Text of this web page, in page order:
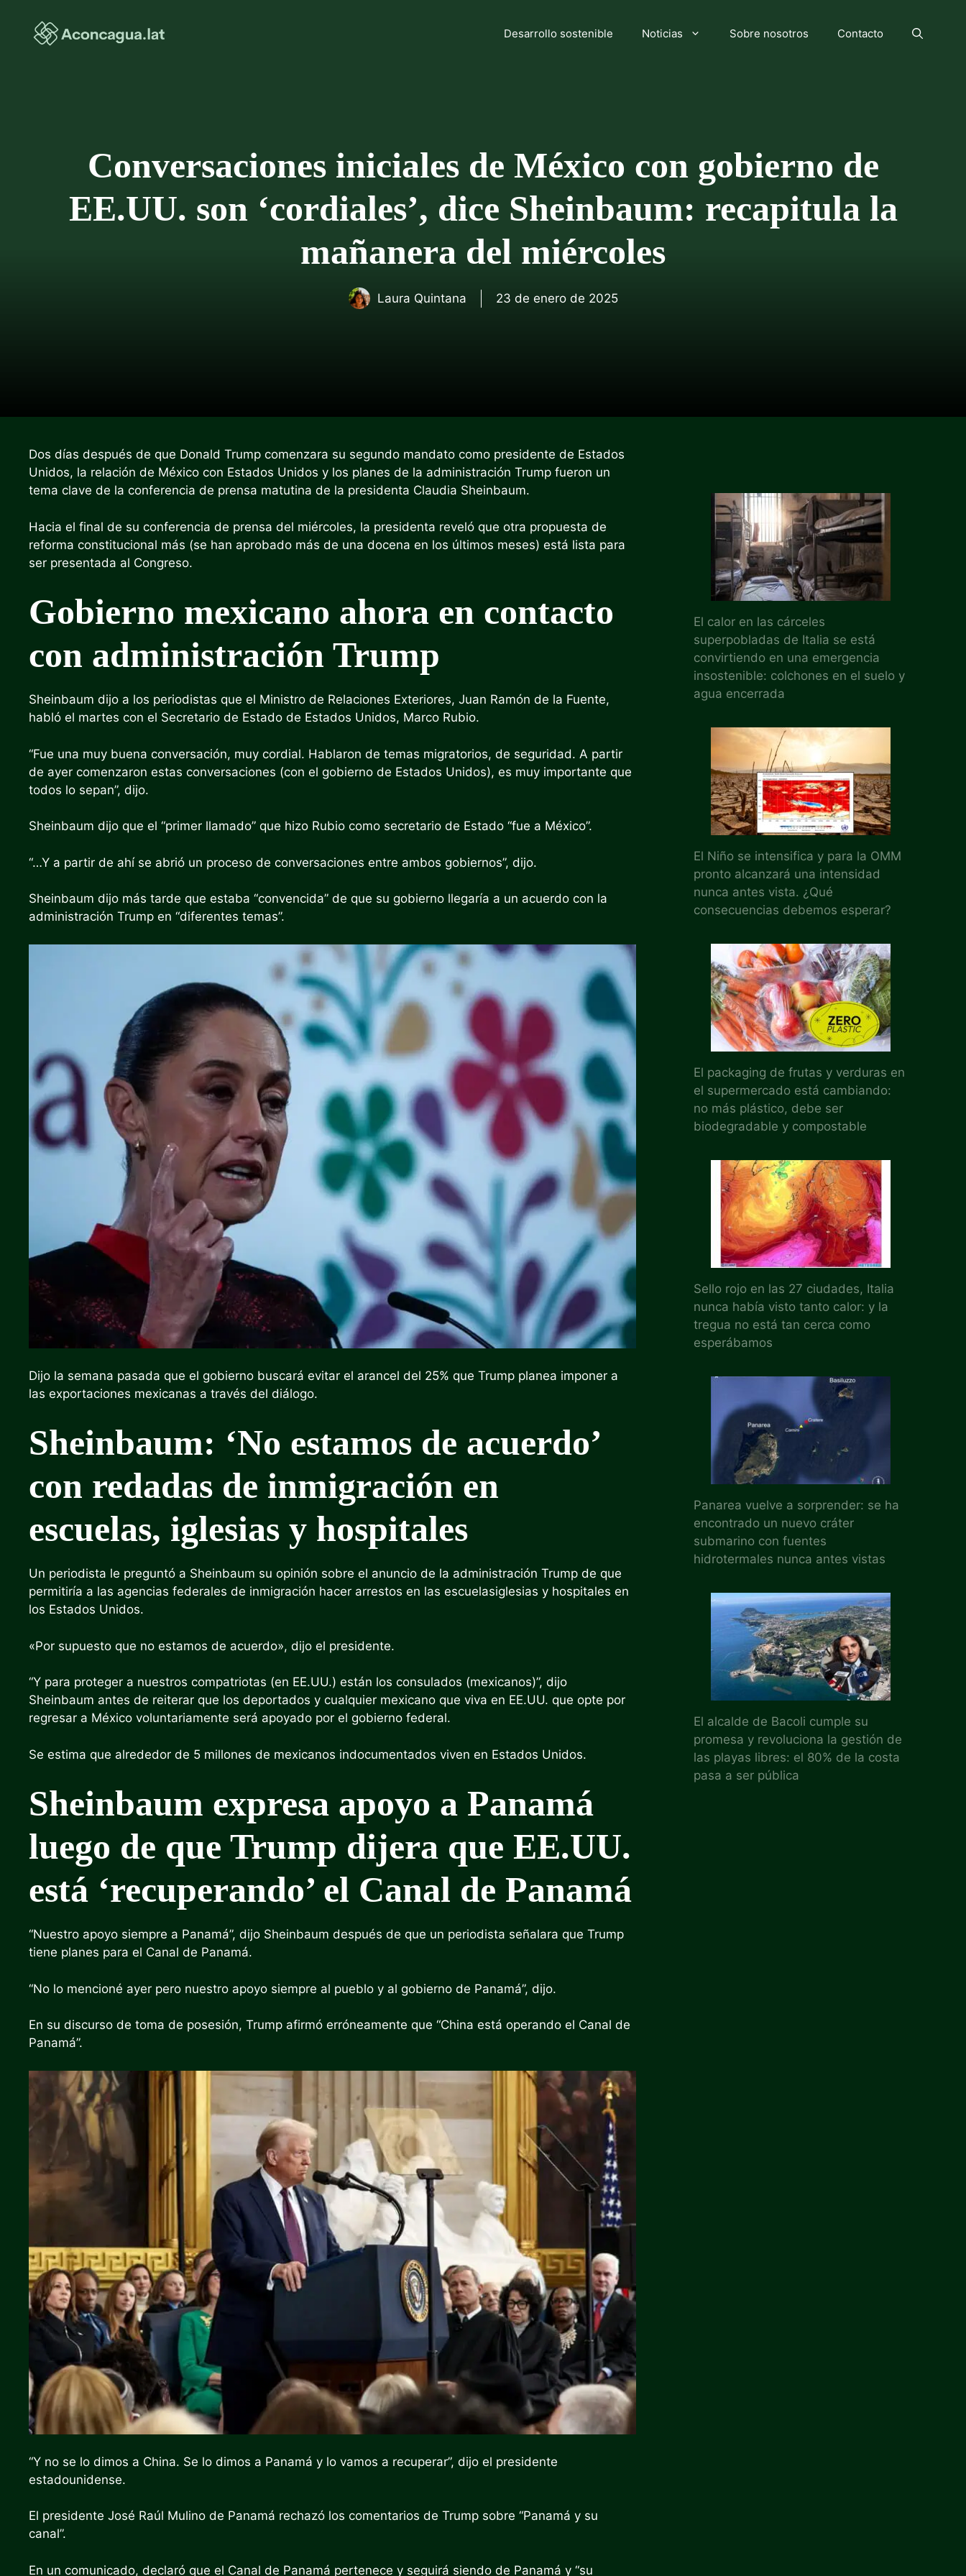
contenido
Desarrollo sostenible Noticias Sobre nosotros Contacto
Conversaciones iniciales de México con gobierno de
EE.UU. son ‘cordiales’, dice Sheinbaum: recapitula la
mañanera del miércoles
Laura Quintana 23 de enero de 2025
Dos días después de que Donald Trump comenzara su segundo mandato como presidente de Estados
Unidos, la relación de México con Estados Unidos y los planes de la administración Trump fueron un
tema clave de la conferencia de prensa matutina de la presidenta Claudia Sheinbaum.
Hacia el final de su conferencia de prensa del miércoles, la presidenta reveló que otra propuesta de
reforma constitucional más (se han aprobado más de una docena en los últimos meses) está lista para
ser presentada al Congreso.
Gobierno mexicano ahora en contacto
con administración Trump
Sheinbaum dijo a los periodistas que el Ministro de Relaciones Exteriores, Juan Ramón de la Fuente,
habló el martes con el Secretario de Estado de Estados Unidos, Marco Rubio.
“Fue una muy buena conversación, muy cordial. Hablaron de temas migratorios, de seguridad. A partir
de ayer comenzaron estas conversaciones (con el gobierno de Estados Unidos), es muy importante que
todos lo sepan”, dijo.
Sheinbaum dijo que el “primer llamado” que hizo Rubio como secretario de Estado “fue a México”.
“…Y a partir de ahí se abrió un proceso de conversaciones entre ambos gobiernos”, dijo.
Sheinbaum dijo más tarde que estaba “convencida” de que su gobierno llegaría a un acuerdo con la
administración Trump en “diferentes temas”.
Dijo la semana pasada que el gobierno buscará evitar el arancel del 25% que Trump planea imponer a
las exportaciones mexicanas a través del diálogo.
Sheinbaum: ‘No estamos de acuerdo’
con redadas de inmigración en
escuelas, iglesias y hospitales
Un periodista le preguntó a Sheinbaum su opinión sobre el anuncio de la administración Trump de que
permitiría a las agencias federales de inmigración hacer arrestos en las escuelasiglesias y hospitales en
los Estados Unidos.
«Por supuesto que no estamos de acuerdo», dijo el presidente.
“Y para proteger a nuestros compatriotas (en EE.UU.) están los consulados (mexicanos)”, dijo
Sheinbaum antes de reiterar que los deportados y cualquier mexicano que viva en EE.UU. que opte por
regresar a México voluntariamente será apoyado por el gobierno federal.
Se estima que alrededor de 5 millones de mexicanos indocumentados viven en Estados Unidos.
Sheinbaum expresa apoyo a Panamá
luego de que Trump dijera que EE.UU.
está ‘recuperando’ el Canal de Panamá
“Nuestro apoyo siempre a Panamá”, dijo Sheinbaum después de que un periodista señalara que Trump
tiene planes para el Canal de Panamá.
“No lo mencioné ayer pero nuestro apoyo siempre al pueblo y al gobierno de Panamá”, dijo.
En su discurso de toma de posesión, Trump afirmó erróneamente que “China está operando el Canal de
Panamá”.
“Y no se lo dimos a China. Se lo dimos a Panamá y lo vamos a recuperar”, dijo el presidente
estadounidense.
El presidente José Raúl Mulino de Panamá rechazó los comentarios de Trump sobre “Panamá y su
canal”.
En un comunicado, declaró que el Canal de Panamá pertenece y seguirá siendo de Panamá y “su
El calor en las cárceles
superpobladas de Italia se está
convirtiendo en una emergencia
insostenible: colchones en el suelo y
agua encerrada
El Niño se intensifica y para la OMM
pronto alcanzará una intensidad
nunca antes vista. ¿Qué
consecuencias debemos esperar?
El packaging de frutas y verduras en
el supermercado está cambiando:
no más plástico, debe ser
biodegradable y compostable
Sello rojo en las 27 ciudades, Italia
nunca había visto tanto calor: y la
tregua no está tan cerca como
esperábamos
Panarea vuelve a sorprender: se ha
encontrado un nuevo cráter
submarino con fuentes
hidrotermales nunca antes vistas
El alcalde de Bacoli cumple su
promesa y revoluciona la gestión de
las playas libres: el 80% de la costa
pasa a ser pública